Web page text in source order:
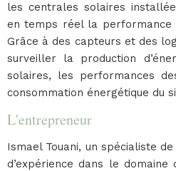
les centrales solaires
en temps réel la performance
Grâce à des capteurs et des
surveiller la production
solaires, les performances
consommation énergétique du
L'entrepreneur
Ismael Touani, un spécialiste
d’expérience dans le domaine